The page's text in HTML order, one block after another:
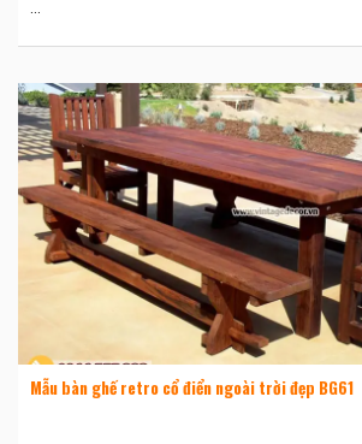
Mẫu bàn ghế retro cổ điển ngoài trời đẹp BG61